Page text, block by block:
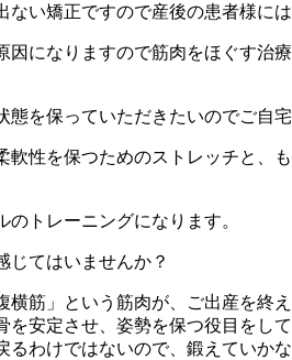
い矯正ですので産後の患者様に
になりますので筋肉をほぐす
を保っていただきたいのでご自
性を保つためのストレッチと
トレーニングになります。
じてはいませんか？
筋」という筋肉が、ご出産を
安定させ、姿勢を保つ役目を
わけではないので、鍛えていか